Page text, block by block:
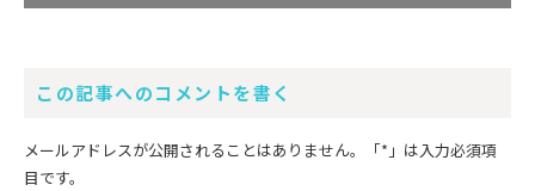
この記事へのコメントを書く
メールアドレスが公開されることはありません。 「*」 は入力必須項
目です。